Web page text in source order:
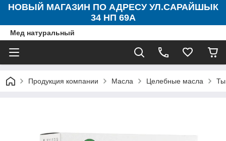
НОВЫЙ МАГАЗИН ПО АДРЕСУ УЛ.САРАЙШЫК
34 НП 69А
Мед натуральный
Продукция компании Масла Целебные масла